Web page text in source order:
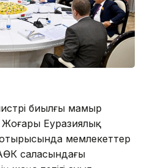
биылғы мамыр
Еуразиялық
мемлекеттер
саласындағы